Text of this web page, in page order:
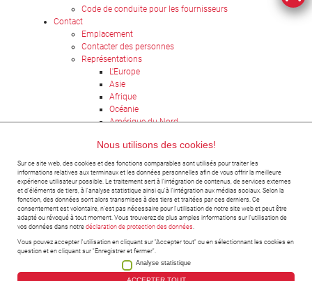
Code de conduite pour les fournisseurs
Contact
Emplacement
Contacter des personnes
Représentations
L'Europe
Asie
Afrique
Océanie
Amérique du Nord
Formulaire de contact
Candy Recycling
©2023 Hänsel-Processing GmbH
Nous utilisons des cookies!
Sur ce site web, des cookies et des fonctions comparables sont utilisés pour traiter les
informations relatives aux terminaux et les données personnelles afin de vous offrir la meilleure
expérience utilisateur possible. Le traitement sert à l'intégration de contenus, de services externes
et d'éléments de tiers, à l'analyse statistique ainsi qu'à l'intégration aux médias sociaux. Selon la
fonction, des données sont alors transmises à des tiers et traitées par ces derniers. Ce
consentement est volontaire, n'est pas nécessaire pour l'utilisation de notre site web et peut être
adapté ou révoqué à tout moment. Vous trouverez de plus amples informations sur l'utilisation de
vos données dans notre déclaration de protection des données
Vous pouvez accepter l'utilisation en cliquant sur "Accepter tout" ou en sélectionnant les cookies en
question et en cliquant sur "Enregistrer et fermer".
Analyse statistique